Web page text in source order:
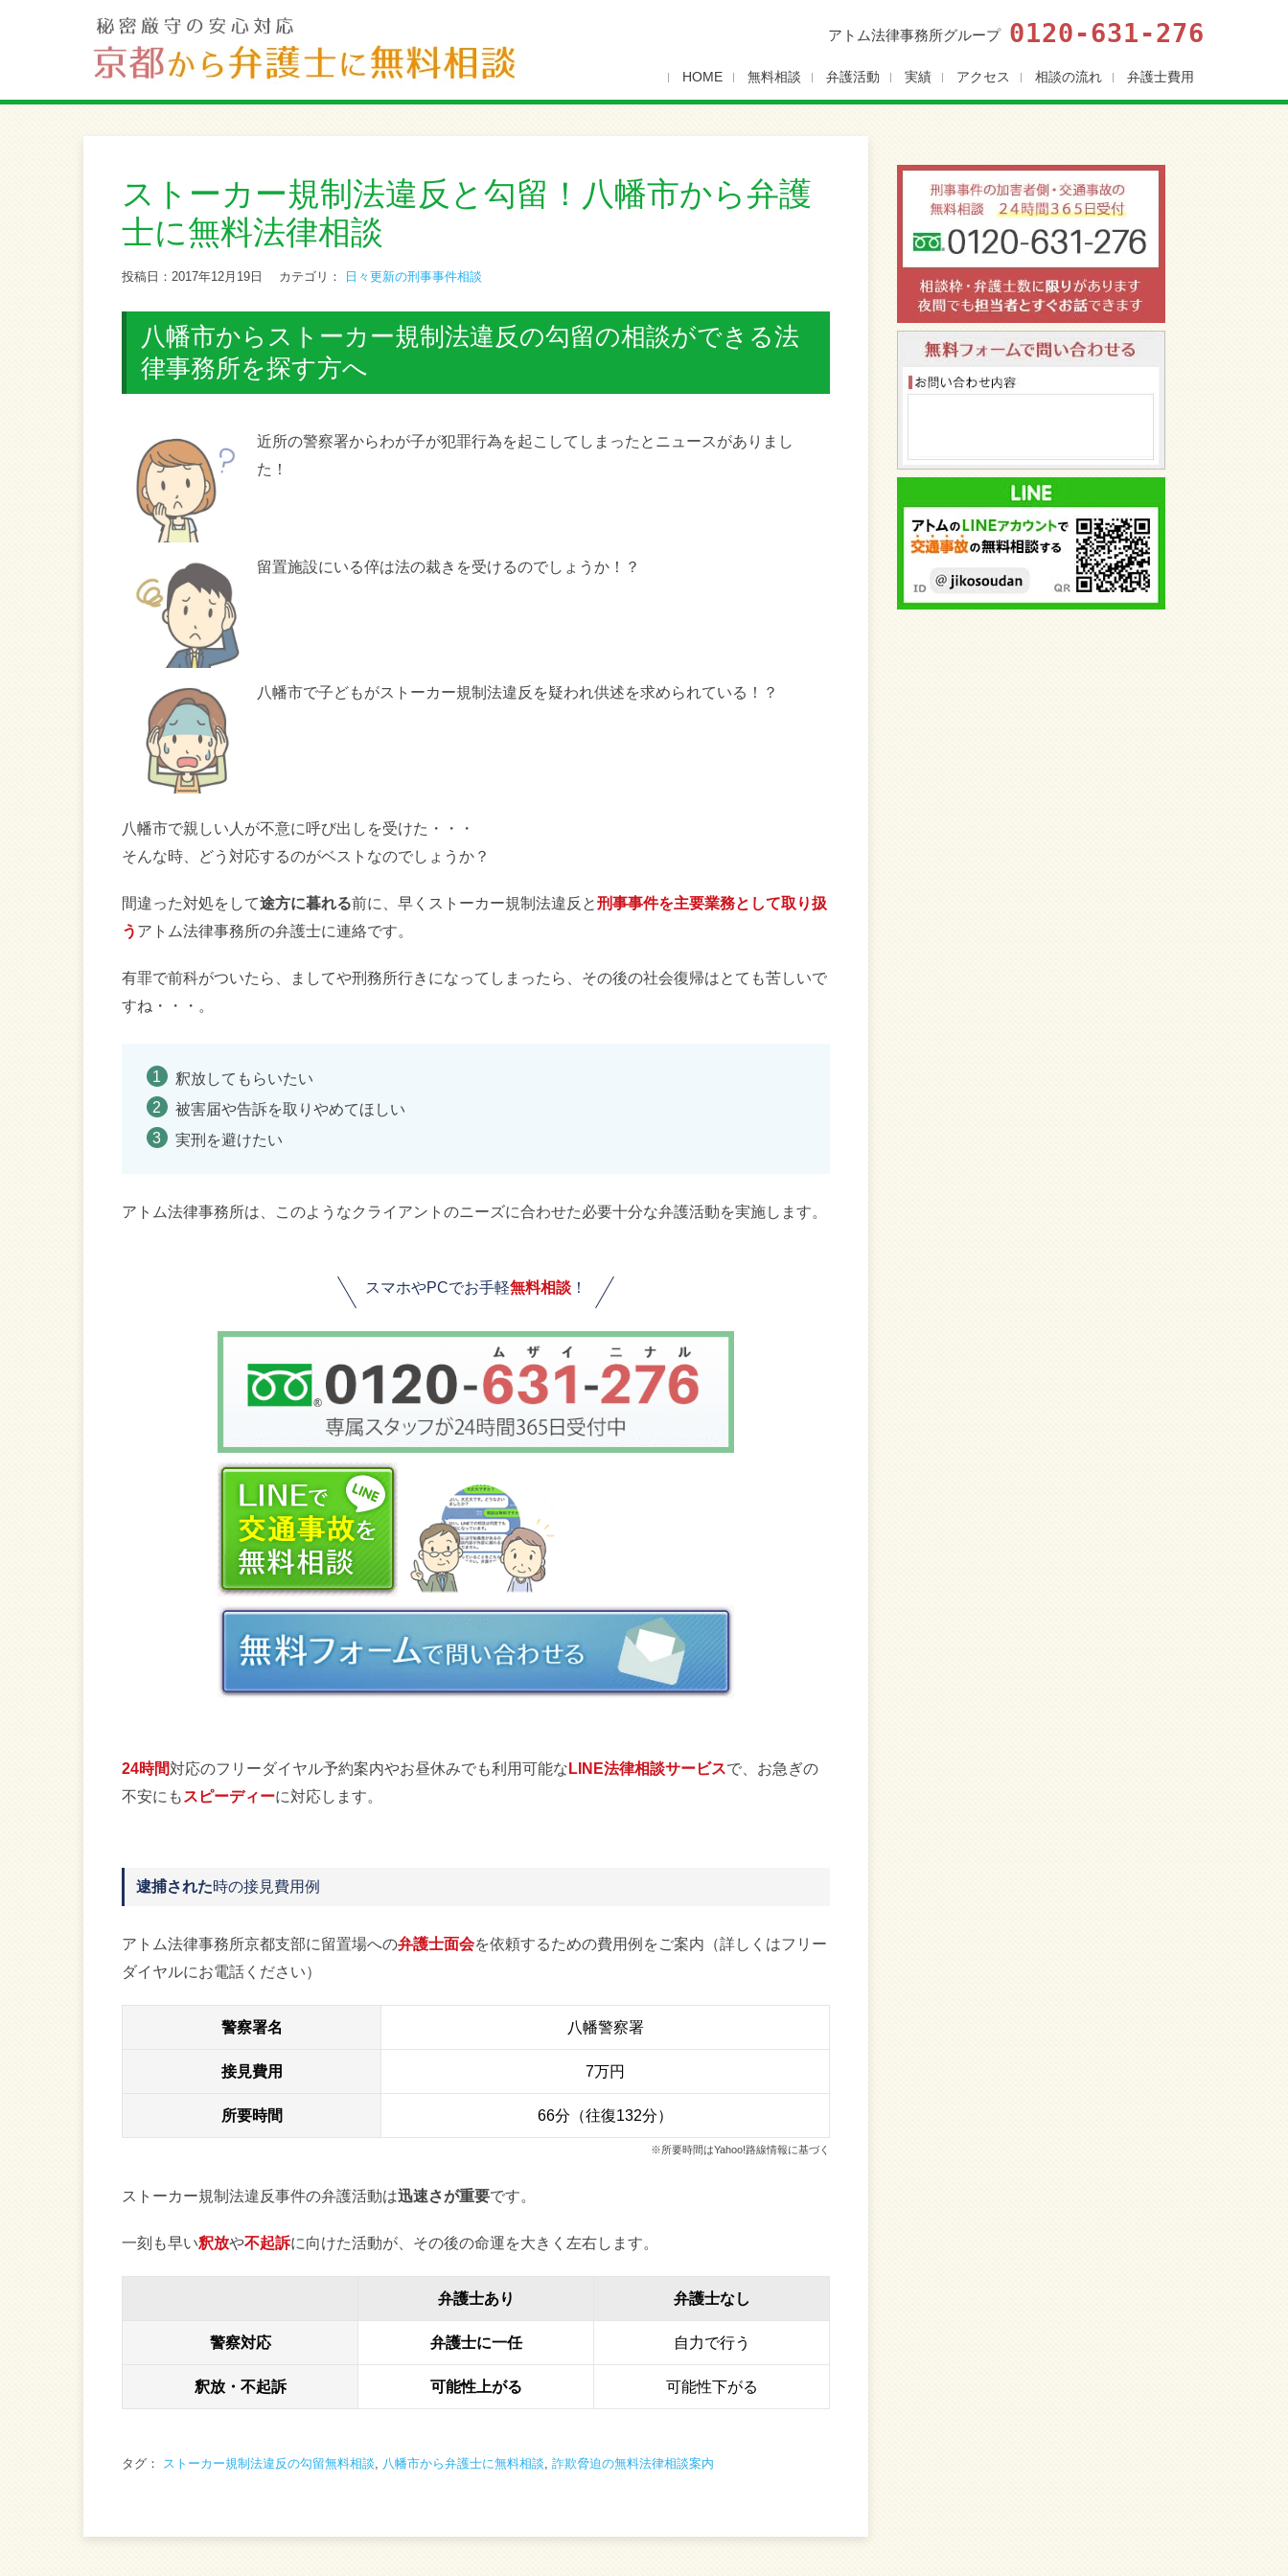
アトム法律事務所グループ 0120-631-276
HOME 無料相談 弁護活動 実績 アクセス 相談の流れ 弁護士費用
ストーカー規制法違反と勾留！八幡市から弁護
士に無料法律相談
投稿日：2017年12月19日 カテゴリ： 日々更新の刑事事件相談
八幡市からストーカー規制法違反の勾留の相談ができる法
律事務所を探す方へ
近所の警察署からわが子が犯罪行為を起こしてしまったとニュースがありまし
た！
留置施設にいる倅は法の裁きを受けるのでしょうか！？
八幡市で子どもがストーカー規制法違反を疑われ供述を求められている！？
八幡市で親しい人が不意に呼び出しを受けた・・・
そんな時、どう対応するのがベストなのでしょうか？
間違った対処をして途方に暮れる前に、早くストーカー規制法違反と刑事事件を主要業務として取り扱
う アトム法律事務所の弁護士に連絡です。
有罪で前科がついたら、ましてや刑務所行きになってしまったら、その後の社会復帰はとても苦しいで
すね・・・。
釈放してもらいたい
被害届や告訴を取りやめてほしい
実刑を避けたい
アトム法律事務所は、このようなクライアントのニーズに合わせた必要十分な弁護活動を実施します。
スマホやPCでお手軽無料相談 ！
24時間対応のフリーダイヤル予約案内やお昼休みでも利用可能なLINE法律相談サービスで、お急ぎの
不安にも スピーディーに対応します。
逮捕された時の接見費用例
アトム法律事務所京都支部に留置場への弁護士面会を依頼するための費用例をご案内（詳しくはフリー
ダイヤルにお電話ください）
警察署名 八幡警察署
接見費用 7万円
所要時間 66分（往復132分）
※所要時間はYahoo!路線情報に基づく
ストーカー規制法違反事件の弁護活動は迅速さが重要です。
一刻も早い釈放や不起訴に向けた活動が、その後の命運を大きく左右します。
弁護士あり 弁護士なし
警察対応 弁護士に一任 自力で行う
釈放・不起訴 可能性上がる 可能性下がる
タグ： ストーカー規制法違反の勾留無料相談 八幡市から弁護士に無料相談 詐欺脅迫の無料法律相談案内